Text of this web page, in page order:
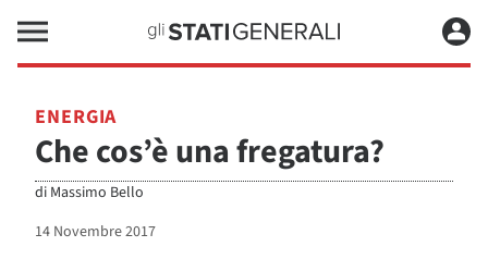
ENERGIA
Che cos’è una fregatura?
di Massimo Bello
14 Novembre 2017